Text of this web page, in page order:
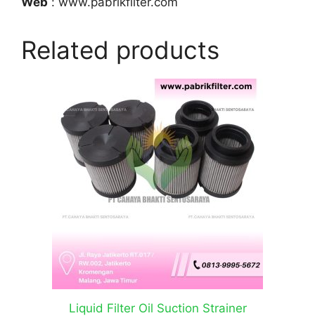
Related products
Liquid Filter Oil Suction Strainer